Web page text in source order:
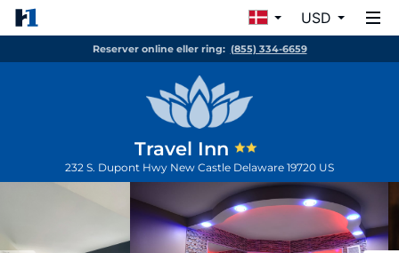
USD
Reserver online eller ring: (855) 334-6659
Travel Inn
232 S. Dupont Hwy New Castle Delaware 19720 US